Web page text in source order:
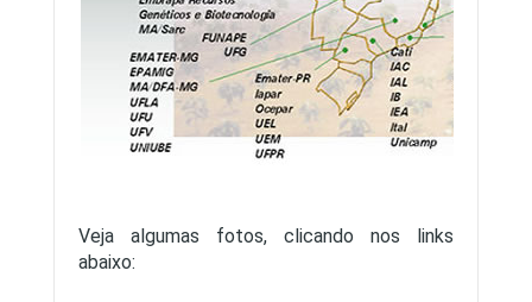
Veja algumas fotos, clicando nos links
abaixo: